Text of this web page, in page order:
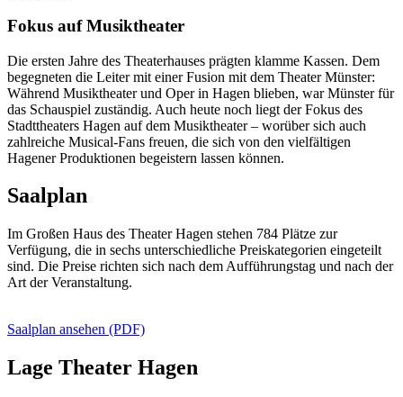
Fokus auf Musiktheater
Die ersten Jahre des Theaterhauses prägten klamme Kassen. Dem
begegneten die Leiter mit einer Fusion mit dem Theater Münster:
Während Musiktheater und Oper in Hagen blieben, war Münster für
das Schauspiel zuständig. Auch heute noch liegt der Fokus des
Stadttheaters Hagen auf dem Musiktheater – worüber sich auch
zahlreiche Musical-Fans freuen, die sich von den vielfältigen
Hagener Produktionen begeistern lassen können.
Saalplan
Im Großen Haus des Theater Hagen stehen 784 Plätze zur
Verfügung, die in sechs unterschiedliche Preiskategorien eingeteilt
sind. Die Preise richten sich nach dem Aufführungstag und nach der
Art der Veranstaltung.
Saalplan ansehen (PDF)
Lage Theater Hagen